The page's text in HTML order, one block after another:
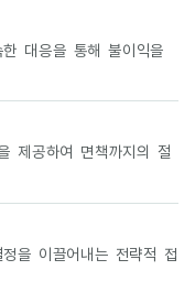
대응을 통해 불이익을
제공하여 면책까지의 절
을 이끌어내는 전략적 접